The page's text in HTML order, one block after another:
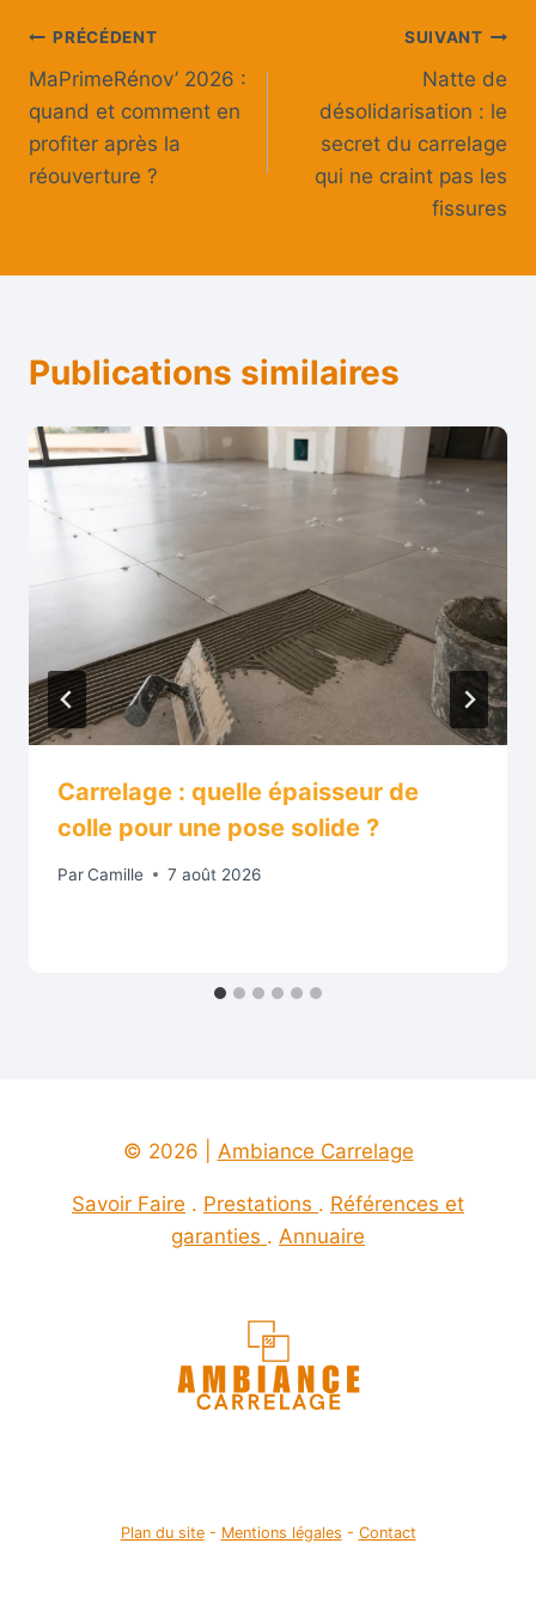
Navigation
de
l’article
PRÉCÉDENT
MaPrimeRénov’ 2026 :
quand et comment en
profiter après la
réouverture ?
SUIVANT
Natte de
désolidarisation : le
secret du carrelage
qui ne craint pas les
fissures
Publications similaires
Carrelage : quelle épaisseur de
colle pour une pose solide ?
ParCamille 7 août 2026
© 2026 | Ambiance Carrelage
Savoir Faire . Prestations . Références et
garanties . Annuaire
Plan du site- Mentions légales - Contact